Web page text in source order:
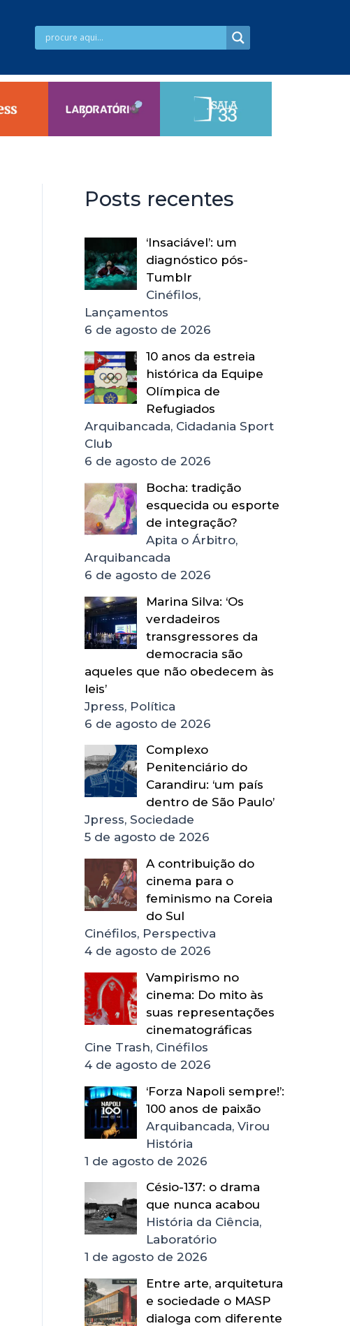
Posts recentes
‘Insaciável’: um
diagnóstico pós-
Tumblr
Cinéfilos,
Lançamentos
6 de agosto de 2026
10 anos da estreia
histórica da Equipe
Olímpica de
Refugiados
Arquibancada, Cidadania Sport
Club
6 de agosto de 2026
Bocha: tradição
esquecida ou esporte
de integração?
Apita o Árbitro,
Arquibancada
6 de agosto de 2026
Marina Silva: ‘Os
verdadeiros
transgressores da
democracia são
aqueles que não obedecem às
leis’
Jpress, Política
6 de agosto de 2026
Complexo
Penitenciário do
Carandiru: ‘um país
dentro de São Paulo’
Jpress, Sociedade
5 de agosto de 2026
A contribuição do
cinema para o
feminismo na Coreia
do Sul
Cinéfilos, Perspectiva
4 de agosto de 2026
Vampirismo no
cinema: Do mito às
suas representações
cinematográficas
Cine Trash, Cinéfilos
4 de agosto de 2026
‘Forza Napoli sempre!’:
100 anos de paixão
Arquibancada, Virou
História
1 de agosto de 2026
Césio-137: o drama
que nunca acabou
História da Ciência,
Laboratório
1 de agosto de 2026
Entre arte, arquitetura
e sociedade o MASP
dialoga com diferente